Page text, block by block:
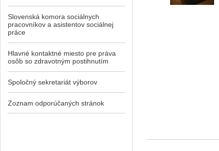
Slovenská komora sociálnych
pracovníkov a asistentov sociálnej
práce
Hlavné kontaktné miesto pre práva
osôb so zdravotným postihnutím
Spoločný sekretariát výborov
Zoznam odporúčaných stránok